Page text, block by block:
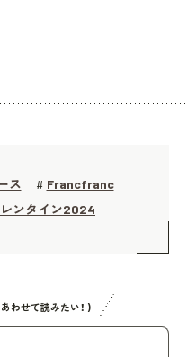
ス # Francfranc
ンタイン2024
わせて読みたい！ )